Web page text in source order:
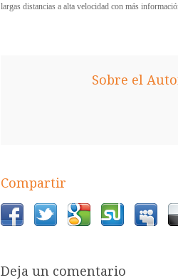
largas distancias a alta velocidad con más
Sobre el
Compartir
Deja un comentario